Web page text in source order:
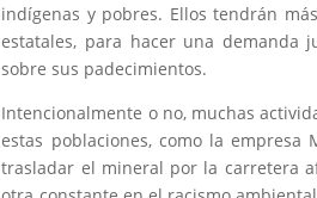
indígenas y pobres. Ellos tendrán
estatales, para hacer una demanda
sobre sus padecimientos.
Intencionalmente o no, muchas
estas poblaciones, como la
trasladar el mineral por la carretera